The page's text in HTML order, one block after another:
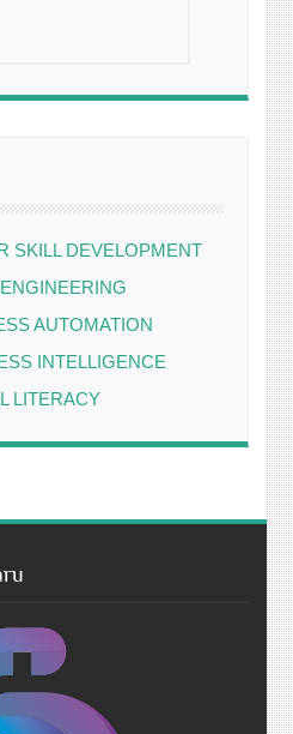
SKILL DEVELOPMENT
AUTOMATION
INTELLIGENCE
LITERACY